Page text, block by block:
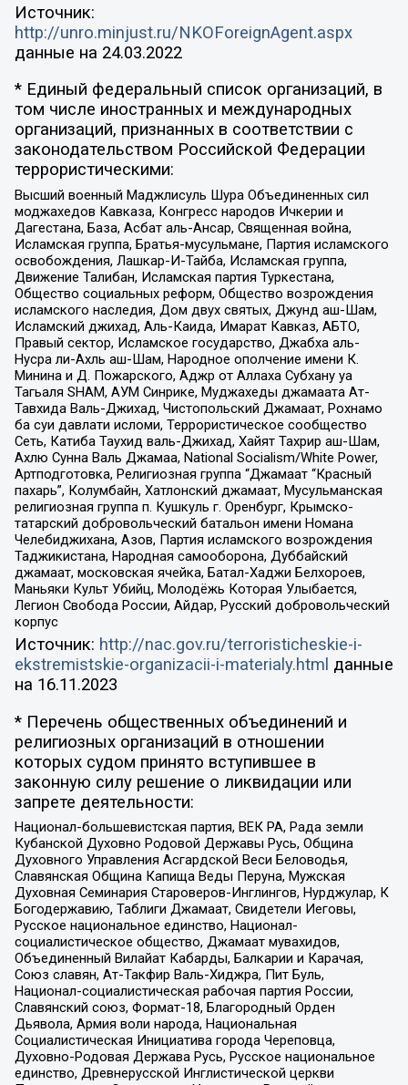
Источник:
http://unro.minjust.ru/NKOForeignAgent.aspx
данные на 24.03.2022
* Единый федеральный список организаций, в
том числе иностранных и международных
организаций, признанных в соответствии с
законодательством Российской Федерации
террористическими:
Высший военный Маджлисуль Шура Объединенных сил
моджахедов Кавказа, Конгресс народов Ичкерии и
Дагестана, База, Асбат аль-Ансар, Священная война,
Исламская группа, Братья-мусульмане, Партия исламского
освобождения, Лашкар-И-Тайба, Исламская группа,
Движение Талибан, Исламская партия Туркестана,
Общество социальных реформ, Общество возрождения
исламского наследия, Дом двух святых, Джунд аш-Шам,
Исламский джихад, Аль-Каида, Имарат Кавказ, АБТО,
Правый сектор, Исламское государство, Джабха аль-
Нусра ли-Ахль аш-Шам, Народное ополчение имени К.
Минина и Д. Пожарского, Аджр от Аллаха Субхану уа
Тагьаля SHAM, АУМ Синрике, Муджахеды джамаата Ат-
Тавхида Валь-Джихад, Чистопольский Джамаат, Рохнамо
ба суи давлати исломи, Террористическое сообщество
Сеть, Катиба Таухид валь-Джихад, Хайят Тахрир аш-Шам,
Ахлю Сунна Валь Джамаа, National Socialism/White Power,
Артподготовка, Религиозная группа “Джамаат “Красный
пахарь”, Колумбайн, Хатлонский джамаат, Мусульманская
религиозная группа п. Кушкуль г. Оренбург, Крымско-
татарский добровольческий батальон имени Номана
Челебиджихана, Азов, Партия исламского возрождения
Таджикистана, Народная самооборона, Дуббайский
джамаат, московская ячейка, Батал-Хаджи Белхороев,
Маньяки Культ Убийц, Молодёжь Которая Улыбается,
Легион Свобода России, Айдар, Русский добровольческий
корпус
Источник: http://nac.gov.ru/terroristicheskie-i-
ekstremistskie-organizacii-i-materialy.html данные
на 16.11.2023
* Перечень общественных объединений и
религиозных организаций в отношении
которых судом принято вступившее в
законную силу решение о ликвидации или
запрете деятельности:
Национал-большевистская партия, ВЕК РА, Рада земли
Кубанской Духовно Родовой Державы Русь, Община
Духовного Управления Асгардской Веси Беловодья,
Славянская Община Капища Веды Перуна, Мужская
Духовная Семинария Староверов-Инглингов, Нурджулар, К
Богодержавию, Таблиги Джамаат, Свидетели Иеговы,
Русское национальное единство, Национал-
социалистическое общество, Джамаат мувахидов,
Объединенный Вилайат Кабарды, Балкарии и Карачая,
Союз славян, Ат-Такфир Валь-Хиджра, Пит Буль,
Национал-социалистическая рабочая партия России,
Славянский союз, Формат-18, Благородный Орден
Дьявола, Армия воли народа, Национальная
Социалистическая Инициатива города Череповца,
Духовно-Родовая Держава Русь, Русское национальное
единство, Древнерусской Инглистической церкви